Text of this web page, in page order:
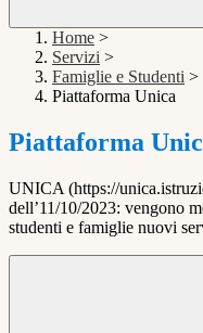
Home >
Servizi >
Famiglie e Studenti >
Piattaforma Unica
Piattaforma
UNICA (https://
dell’11/10/2023: vengono
studenti e famiglie nuovi